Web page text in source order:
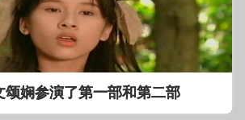
颂娴参演了第一部和第二部